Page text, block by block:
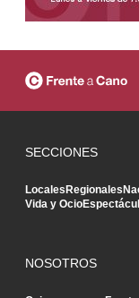
SECCIONES
LocalesRegionales
Vida y Ocio
NOSOTROS